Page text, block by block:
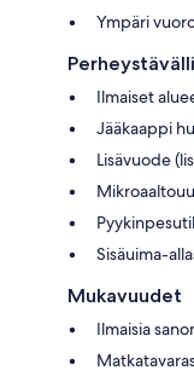
Ympäri
Ilmaiset
Jääkaappi
Lisävuode
Sisäuima-
Mukavuudet
Ilmaisia